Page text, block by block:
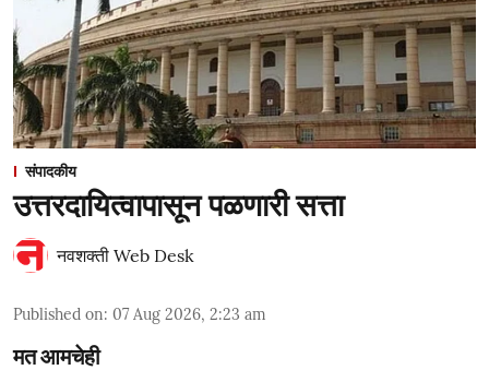
संपादकीय
उत्तरदायित्वापासून पळणारी सत्ता
नवशक्ती Web Desk
Published on: 07 Aug 2026, 2:23 am
मत आमचेही